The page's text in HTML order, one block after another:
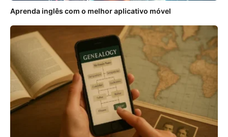
Aprenda inglês com o melhor aplicativo móvel